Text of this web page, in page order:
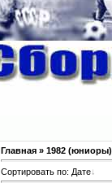
Главная » 1982 (юниоры)
Сортировать по: Дате